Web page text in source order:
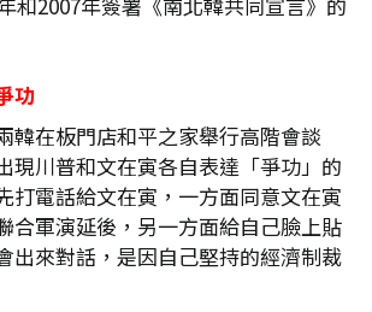
功
韓在板門店和平之家舉行高階會談
現川普和文在寅各自表達「爭功」的
打電話給文在寅，一方面同意文在寅
合軍演延後，另一方面給自己臉上貼
出來對話，是因自己堅持的經濟制裁